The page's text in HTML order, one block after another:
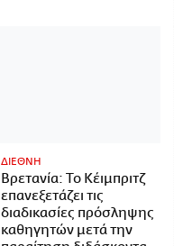
ΔΙΕΘΝΗ
Βρετανία: Το Κέιμπριτζ
επανεξετάζει τις
διαδικασίες πρόσληψης
καθηγητών μετά την